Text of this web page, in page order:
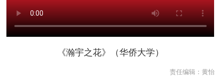
《瀚宇之花》（华侨大学）
责任编辑： 黄怡